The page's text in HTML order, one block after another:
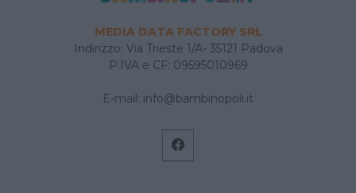
MEDIA DATA FACTORY SRL
Indirizzo: Via Trieste 1/A- 35121 Padova
P.IVA e CF: 09595010969
E-mail: info@bambinopoli.it